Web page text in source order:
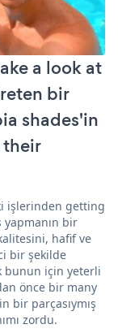
a look at
bir
shades'in
their
işlerinden getting
yapmanın bir
hafif ve
bir şekilde
bunun için yeterli
önce bir many
bir parçasıymış
zordu.